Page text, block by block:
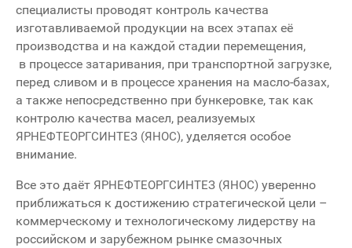
специалисты проводят контроль качества
изготавливаемой продукции на всех этапах её
производства и на каждой стадии перемещения,
в процессе затаривания, при транспортной загрузке,
перед сливом и в процессе хранения на масло-базах,
а также непосредственно при бункеровке, так как
контролю качества масел, реализуемых
ЯРНЕФТЕОРГСИНТЕЗ (ЯНОС), уделяется особое
внимание.
Все это даёт ЯРНЕФТЕОРГСИНТЕЗ (ЯНОС) уверенно
приближаться к достижению стратегической цели –
коммерческому и технологическому лидерству на
российском и зарубежном рынке смазочных